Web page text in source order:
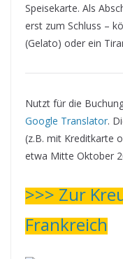
Speisekarte. Als
erst zum Schluss –
(Gelato) oder ein
Nutzt für die
Google Translator.
(z.B. mit Kreditkarte
etwa Mitte Oktober
>>> Zur
Frankreich